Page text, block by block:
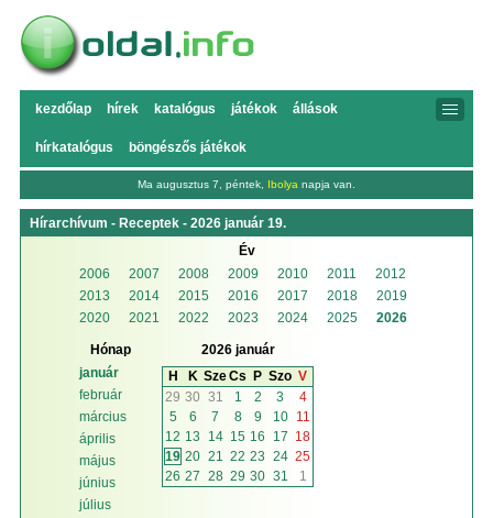
kezdőlap hírek katalógus játékok állások
hírkatalógus böngészős játékok
Ma augusztus 7, péntek, Ibolya napja van.
Hírarchívum - Receptek - 2026 január 19.
Év
2006
2007 2008 2009 2010 2011
2012
2013
2014 2015 2016 2017 2018
2019
2020
2021 2022 2023 2024 2025 2026
Hónap
január
február
március
április
május
június
július
2026 január
H
K SzeCs P Szo V
29 30 31 1 2 3
4
5
6 7 8 9 10
11
12 13 14 15 16 17 18
19 20 21 22 23 24 25
26 27 28 29 30 31 1